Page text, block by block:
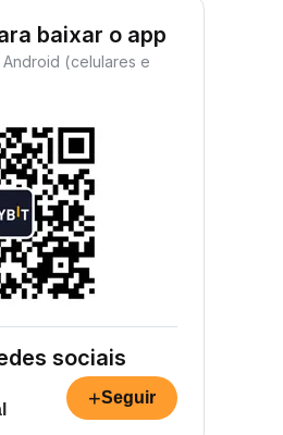
baixar o app
(celulares e
sociais
+Seguir